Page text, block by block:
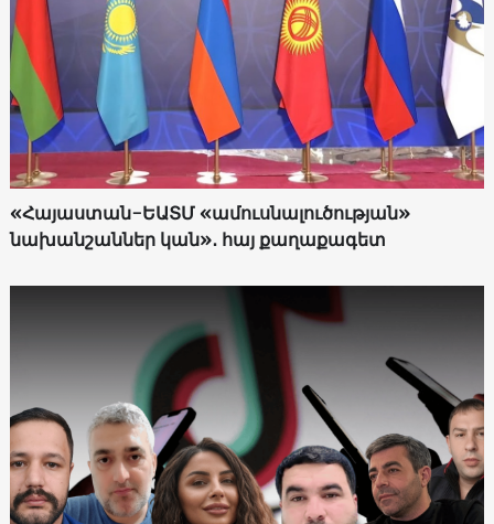
«Հայաստան-ԵԱՏՄ «ամուսնալուծության»
նախանշաններ կան»․ հայ քաղաքագետ